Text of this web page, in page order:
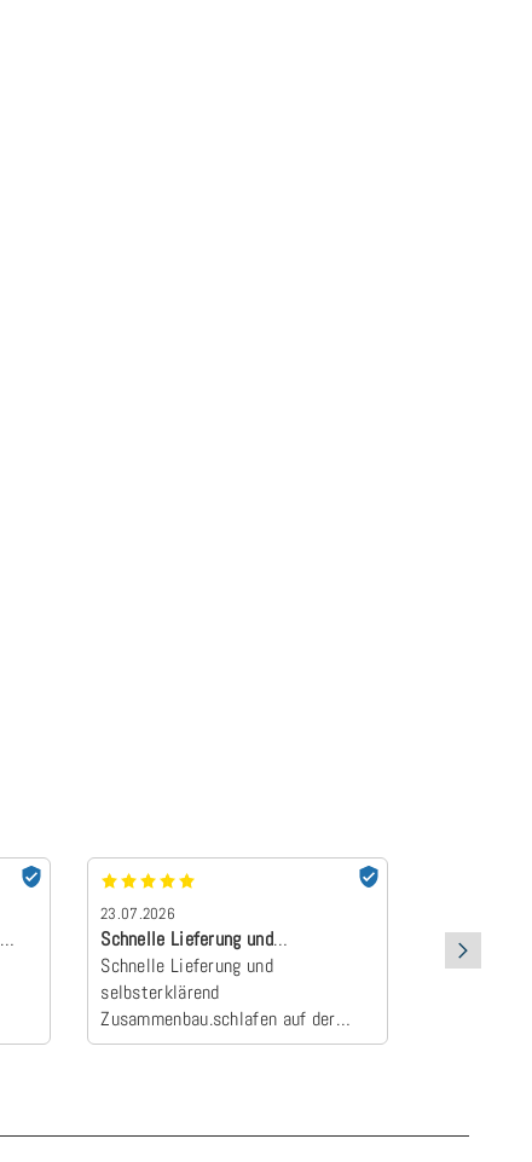
23.07.2026
Schnelle Lieferung und
selbsterklärend Z…
Schnelle Lieferung und
selbsterklärend
Zusammenbau.schlafen auf der
neuen Matratze einfach himmlisch
absolut
Der